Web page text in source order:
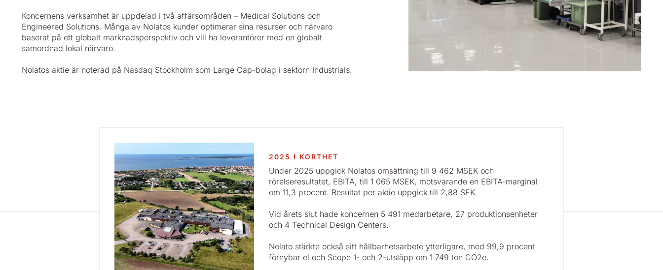
Koncernens verksamhet är uppdelad i två affärsområden – Medical Solutions och
Engineered Solutions. Många av Nolatos kunder optimerar sina resurser och närvaro
baserat på ett globalt marknadsperspektiv och vill ha leverantörer med en globalt
samordnad lokal närvaro.
Nolatos aktie är noterad på Nasdaq Stockholm som Large Cap-bolag i sektorn Industrials.
2025 I KORTHET
Under 2025 uppgick Nolatos omsättning till 9 462 MSEK och
rörelseresultatet, EBITA, till 1 065 MSEK, motsvarande en EBITA-marginal
om 11,3 procent. Resultat per aktie uppgick till 2,88 SEK.
Vid årets slut hade koncernen 5 491 medarbetare, 27 produktionsenheter
och 4 Technical Design Centers.
Nolato stärkte också sitt hållbarhetsarbete ytterligare, med 99,9 procent
förnybar el och Scope 1- och 2-utsläpp om 1 749 ton CO2e.